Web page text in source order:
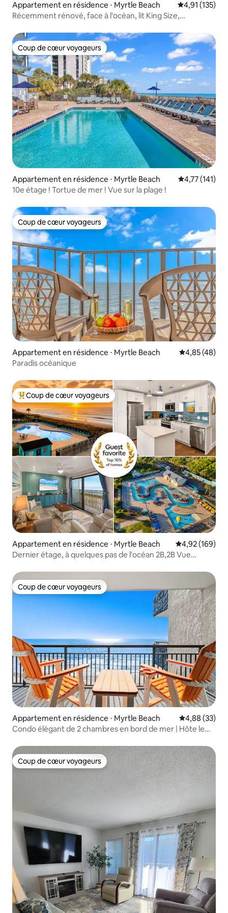
Appartement en résidence ⋅ Myrtle Beach Évaluation
4,91 (135)
Récemment rénové, face à l'océan, lit King Size,
Coup de cœur voyageurs
Coup de cœur voyageurs
Appartement en résidence ⋅ Myrtle Beach Évaluation
4,77 (141)
10e étage ! Tortue de mer ! Vue sur la plage !
Coup de cœur voyageurs
Coup de cœur voyageurs
Appartement en résidence ⋅ Myrtle Beach Évaluation
4,85 (48)
Paradis océanique
Coups de cœur voyageurs les plus appréciés
Coup de cœur voyageurs
Appartement en résidence ⋅ Myrtle Beach Évaluation
4,92 (169)
Dernier étage, à quelques pas de l'océan 2B,2B Vue
Coup de cœur voyageurs
Coup de cœur voyageurs
Appartement en résidence ⋅ Myrtle Beach Évaluation
4,88 (33)
Condo élégant de 2 chambres en bord de mer | Hôte le
Coup de cœur voyageurs
Coup de cœur voyageurs